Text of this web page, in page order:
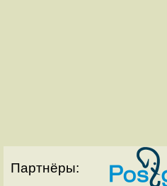
Партнёры: